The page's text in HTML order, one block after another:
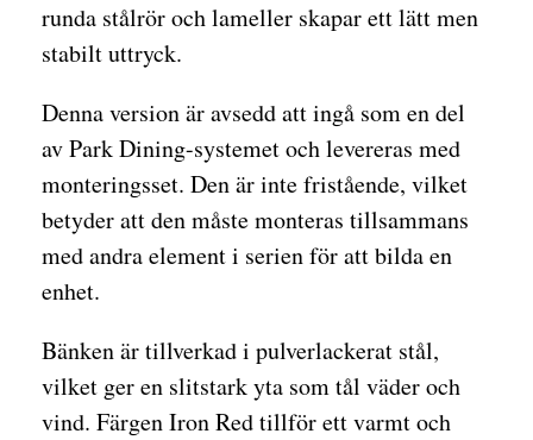
runda stålrör och lameller skapar ett lätt men
stabilt uttryck.
Denna version är avsedd att ingå som en del
av Park Dining-systemet och levereras med
monteringsset. Den är inte fristående, vilket
betyder att den måste monteras tillsammans
med andra element i serien för att bilda en
enhet.
Bänken är tillverkad i pulverlackerat stål,
vilket ger en slitstark yta som tål väder och
vind. Färgen Iron Red tillför ett varmt och